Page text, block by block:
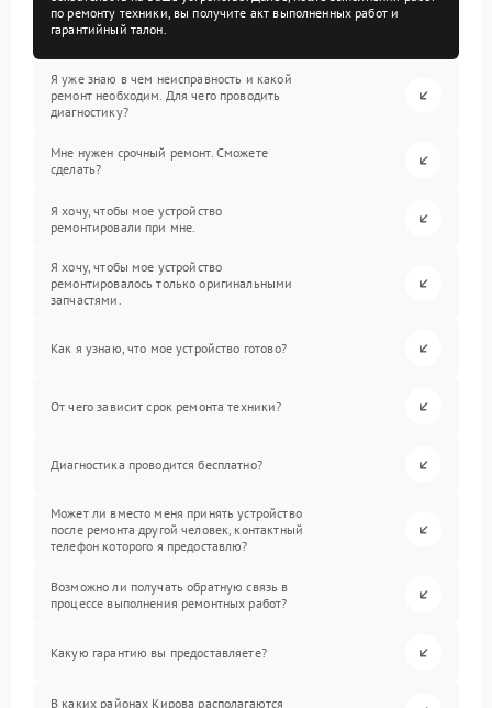
по ремонту техники, вы получите акт выполненных работ и
гарантийный талон.
Я уже знаю в чем неисправность и какой
ремонт необходим. Для чего проводить
диагностику?
Мне нужен срочный ремонт. Сможете
сделать?
Я хочу, чтобы мое устройство
ремонтировали при мне.
Я хочу, чтобы мое устройство
ремонтировалось только оригинальными
запчастями.
Как я узнаю, что мое устройство готово?
От чего зависит срок ремонта техники?
Диагностика проводится бесплатно?
Может ли вместо меня принять устройство
после ремонта другой человек, контактный
телефон которого я предоставлю?
Возможно ли получать обратную связь в
процессе выполнения ремонтных работ?
Какую гарантию вы предоставляете?
В каких районах Кирова располагаются